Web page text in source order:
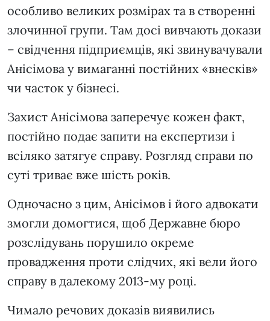
особливо великих розмірах та в створенні
злочинної групи. Там досі вивчають докази
– свідчення підприємців, які звинувачували
Анісімова у вимаганні постійних «внесків»
чи часток у бізнесі.
Захист Анісімова заперечує кожен факт,
постійно подає запити на експертизи і
всіляко затягує справу. Розгляд справи по
суті триває вже шість років.
Одночасно з цим, Анісімов і його адвокати
змогли домогтися, щоб Державне бюро
розслідувань порушило окреме
провадження проти слідчих, які вели його
справу в далекому 2013-му році.
Чимало речових доказів виявились